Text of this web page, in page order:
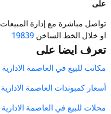
على
تواصل مباشرة مع إدارة المبيعات
او خلال الخط الساخن 19839
تعرف ايضا على
مكاتب للبيع في العاصمة الادارية
أسعار كمبوندات العاصمة الادارية
محلات للبيع في العاصمة الادارية